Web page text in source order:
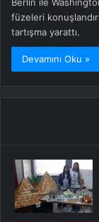
füzeleri
tartışma yarattı.
Devamını Oku »